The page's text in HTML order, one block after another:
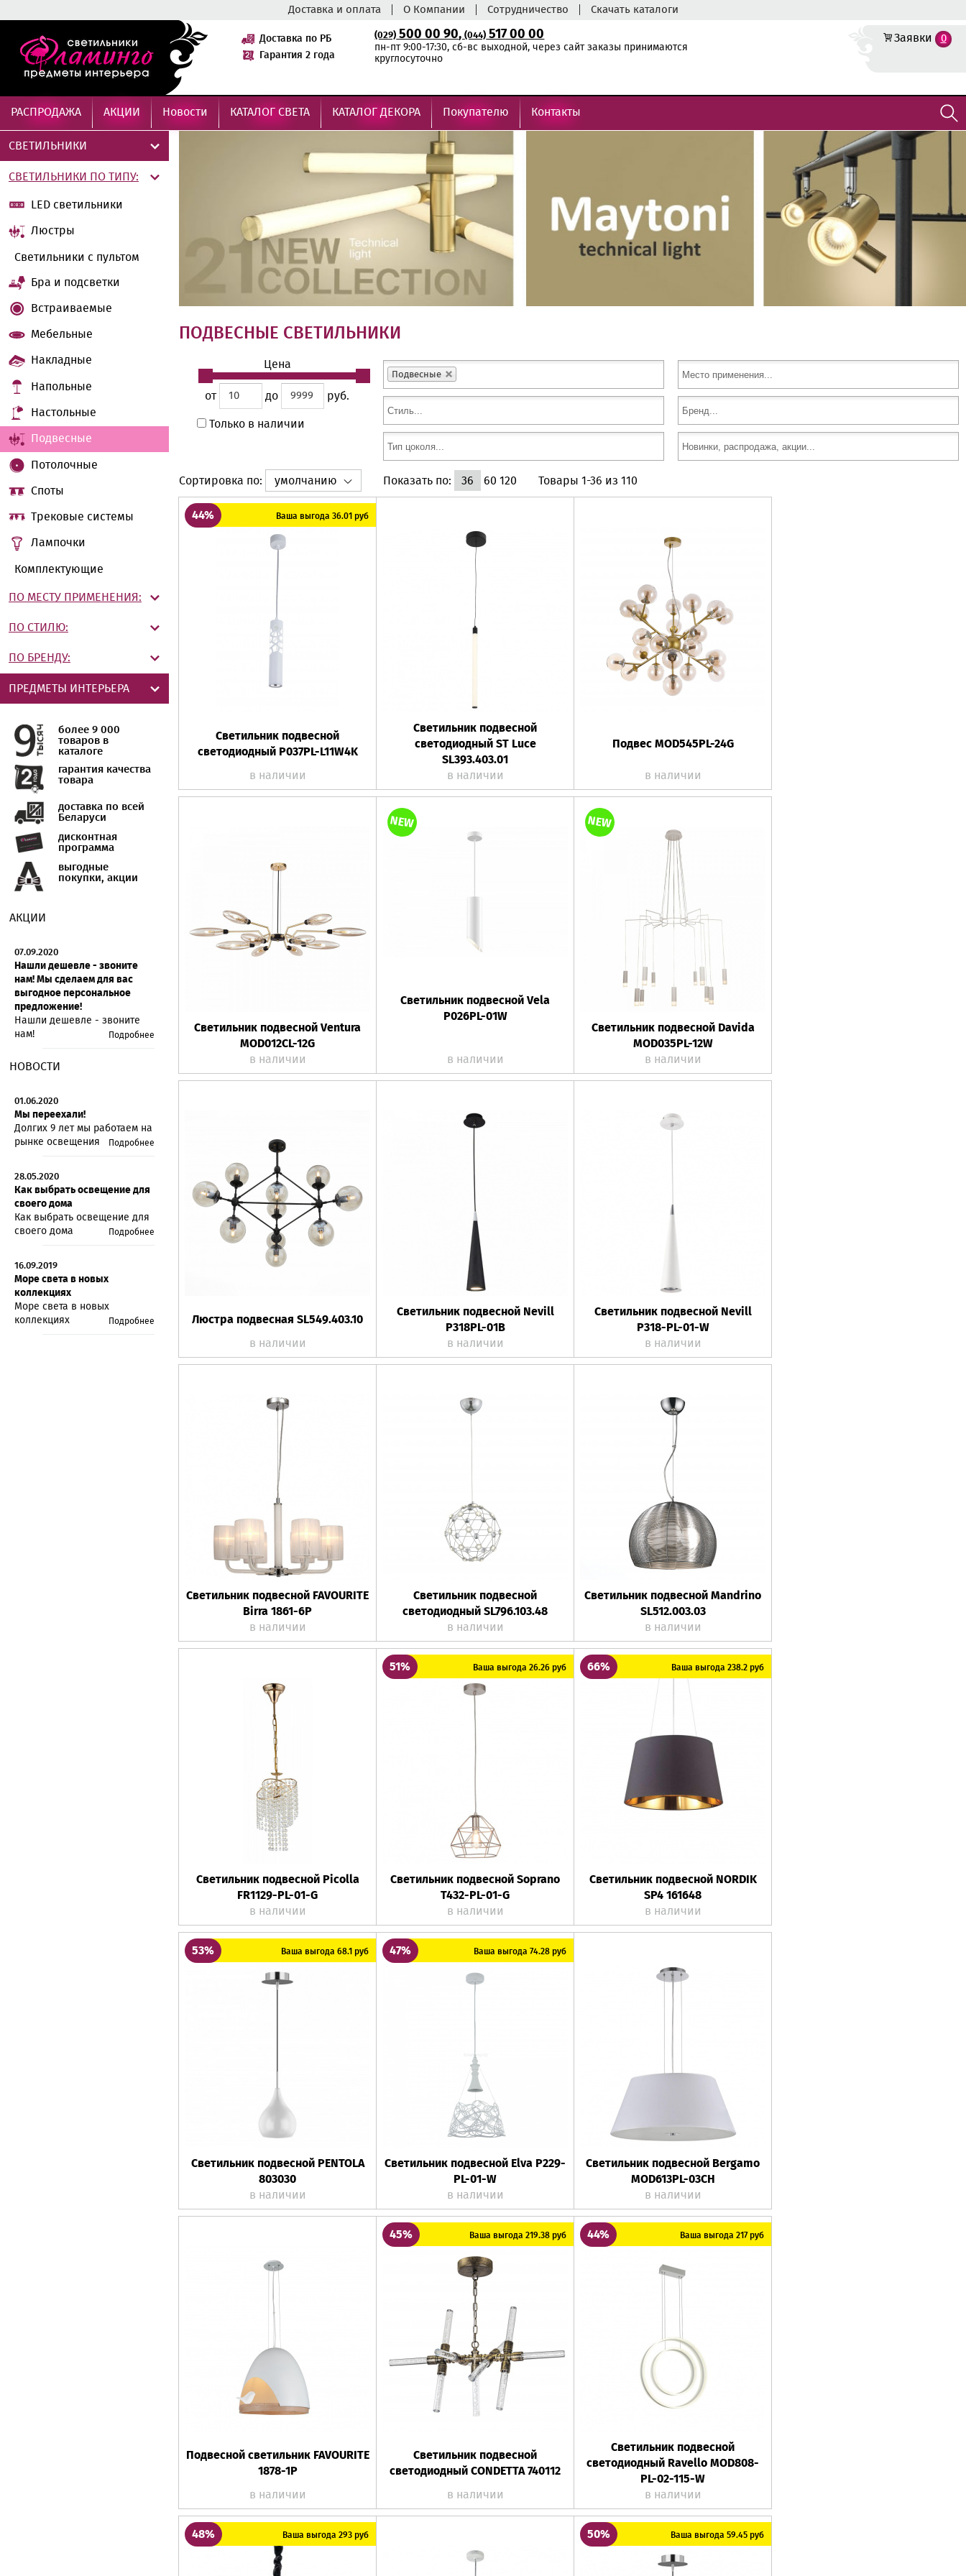
Доставка и оплата О Компании Сотрудничество Скачать каталоги
Доставка по РБ
Гарантия 2 года
(029) 500 00 90,(044) 517 00 00
пн-пт 9:00-17:30, сб-вс выходной, через сайт заказы принимаются
круглосуточно
Заявки 0
РАСПРОДАЖА АКЦИИ Новости КАТАЛОГ СВЕТА КАТАЛОГ ДЕКОРА Покупателю Контакты
СВЕТИЛЬНИКИ
СВЕТИЛЬНИКИ ПО ТИПУ:
LED cветильники
Люстры
Светильники с пультом
Бра и подсветки
Встраиваемые
Мебельные
Накладные
Напольные
Настольные
Подвесные
Потолочные
Споты
Трековые системы
Лампочки
Комплектующие
ПО МЕСТУ ПРИМЕНЕНИЯ:
ПО СТИЛЮ:
ПО БРЕНДУ:
ПРЕДМЕТЫ ИНТЕРЬЕРА
более 9 000
товаров в
каталоге
гарантия качества
товара
доставка по всей
Беларуси
дисконтная
программа
выгодные
покупки, акции
АКЦИИ
07.09.2020
Нашли дешевле - звоните
нам! Мы сделаем для вас
выгодное персональное
предложение!
Нашли дешевле - звоните
нам!
Подробнее
НОВОСТИ
01.06.2020
Мы переехали!
Долгих 9 лет мы работаем на
рынке освещения
Подробнее
28.05.2020
Как выбрать освещение для
своего дома
Как выбрать освещение для
своего дома
Подробнее
16.09.2019
Море света в новых
коллекциях
Море света в новых
коллекциях
Подробнее
ПОДВЕСНЫЕ СВЕТИЛЬНИКИ
Цена
от до руб.
Только в наличии
Подвесные
Сортировка по: умолчанию Показать по: 36 60 120 Товары 1-36 из 110
44% Ваша выгода 36.01 руб
Светильник подвесной
светодиодный P037PL-L11W4K
в наличии
Светильник подвесной
светодиодный ST Luce
SL393.403.01
в наличии
Подвес MOD545PL-24G
в наличии
Светильник подвесной Ventura
MOD012CL-12G
в наличии
NEW
Светильник подвесной Vela
P026PL-01W
в наличии
NEW
Светильник подвесной Davida
MOD035PL-12W
в наличии
Люстра подвесная SL549.403.10
в наличии
Светильник подвесной Nevill
P318PL-01B
в наличии
Светильник подвесной Nevill
P318-PL-01-W
в наличии
Светильник подвесной FAVOURITE
Birra 1861-6P
в наличии
Светильник подвесной
светодиодный SL796.103.48
в наличии
Светильник подвесной Mandrino
SL512.003.03
в наличии
Светильник подвесной Picolla
FR1129-PL-01-G
в наличии
51% Ваша выгода 26.26 руб
Светильник подвесной Soprano
T432-PL-01-G
в наличии
66% Ваша выгода 238.2 руб
Светильник подвесной NORDIK
SP4 161648
в наличии
53% Ваша выгода 68.1 руб
Светильник подвесной PENTOLA
803030
в наличии
47% Ваша выгода 74.28 руб
Светильник подвесной Elva P229-
PL-01-W
в наличии
Светильник подвесной Bergamo
MOD613PL-03CH
в наличии
Подвесной светильник FAVOURITE
1878-1P
в наличии
45% Ваша выгода 219.38 руб
Светильник подвесной
светодиодный CONDETTA 740112
в наличии
44% Ваша выгода 217 руб
Светильник подвесной
светодиодный Ravello MOD808-
PL-02-115-W
в наличии
48% Ваша выгода 293 руб 50% Ваша выгода 59.45 руб